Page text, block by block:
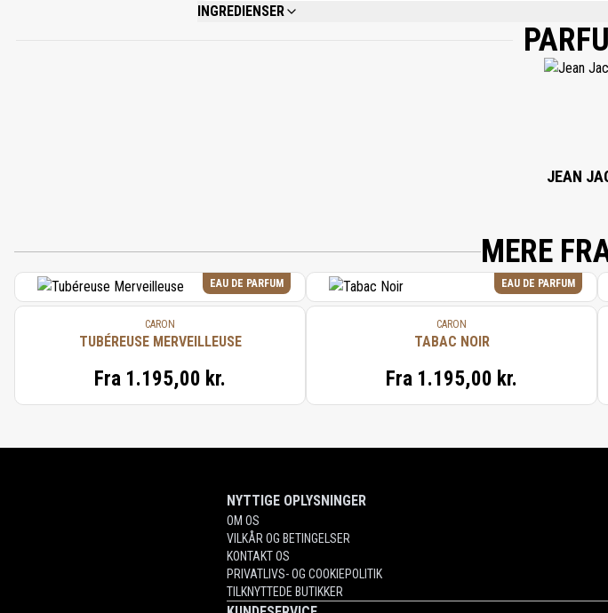
INGREDIENSER
ALCOHOL DENAT., FRAGRANCE/PARFUM, WATER/AQUA, DIPROPYLENE GLYCOL,
ETHYLHEXYL SALICYLATE, ALCOHOL, METHYL ANTHRANILATE, TRIS
HYDROXYCITRONELLAL, EUGENOL, COUMARIN, CINNAMAL, GERANIOL,
JEAN
MERE
EAU DE PARFUM
CARON
TUBÉREUSE MERVEILLEUSE
Fra 1.195,00 kr.
EAU DE PARFUM
CARON
TABAC NOIR
Fra 1.195,00 kr.
NYTTIGE OPLYSNINGER
OM OS
VILKÅR OG BETINGELSER
KONTAKT OS
PRIVATLIVS- OG COOKIEPOLITIK
TILKNYTTEDE BUTIKKER